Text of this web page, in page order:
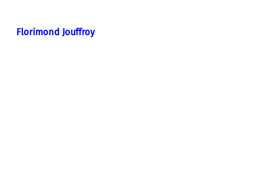
contenu
Florimond Jouffroy